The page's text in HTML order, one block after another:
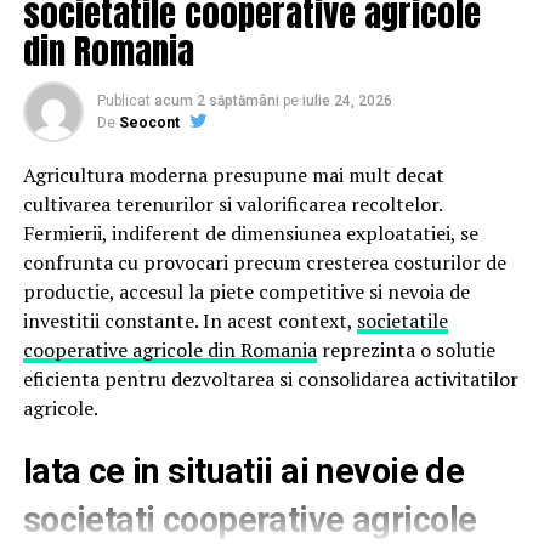
constant cu advertoriale, acest mod de lucru poate
deveni obositor și ineficient.
Cum te ajută o platformă
advertoriale
O platformă dedicată centralizează informațiile
importante și reduce pașii inutili. În loc să gestionezi
conversații separate cu fiecare publicație, poți vedea
rapid opțiunile disponibile și condițiile aferente.
Ai acces la detalii precum prețurile, domeniile abordate
și cerințele de publicare. Astfel, compari mai ușor
publicațiile și alegi variantele potrivite pentru
În practică, acest lucru înseamnă mai puțin timp
pierdut și mai mult control asupra campaniilor.
societatile cooperative agricole
din Romania
Publicat acum 2 săptămâni pe iulie 24, 2026
De Seocont
Agricultura moderna presupune mai mult decat
cultivarea terenurilor si valorificarea recoltelor.
Fermierii, indiferent de dimensiunea exploatatiei, se
confrunta cu provocari precum cresterea costurilor de
productie, accesul la piete competitive si nevoia de
investitii constante. In acest context, societatile
cooperative agricole din Romaniareprezinta o solutie
eficienta pentru dezvoltarea si consolidarea activitatilor
agricole.
Iata ce in situatii ai nevoie de
societati cooperative agricole